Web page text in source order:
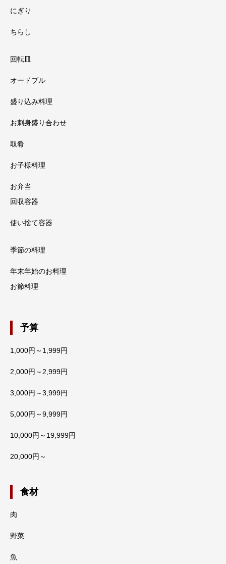
にぎり
ちらし
回転皿
オードブル
盛り込み料理
お刺身盛り合わせ
取肴
お子様料理
お弁当
回収容器
使い捨て容器
季節の料理
年末年始のお料理
お節料理
予算
1,000円～1,999円
2,000円～2,999円
3,000円～3,999円
5,000円～9,999円
10,000円～19,999円
20,000円～
食材
肉
野菜
魚